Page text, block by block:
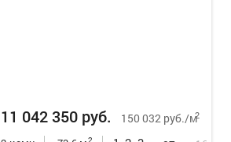
11 042 350 руб. 150 032 руб./м2